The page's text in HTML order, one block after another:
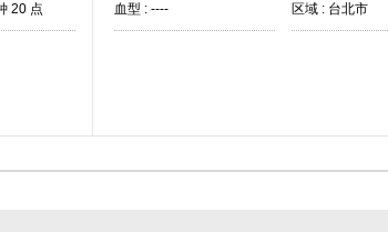
20 点 血型 : ---- 区域 : 台北市